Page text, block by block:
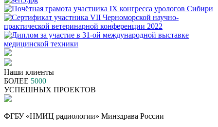
Наши клиенты
БОЛЕЕ 5000
УСПЕШНЫХ ПРОЕКТОВ
ФГБУ «НМИЦ радиологии» Минздрава России